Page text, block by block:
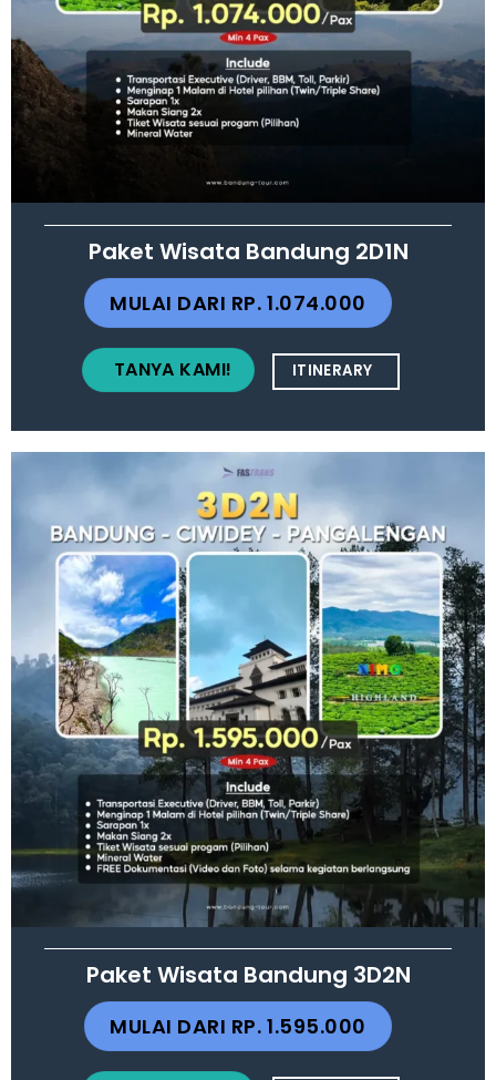
Paket Wisata Bandung 2D1N
MULAI DARI RP. 1.074.000
TANYA KAMI! ITINERARY
Paket Wisata Bandung 3D2N
MULAI DARI RP. 1.595.000